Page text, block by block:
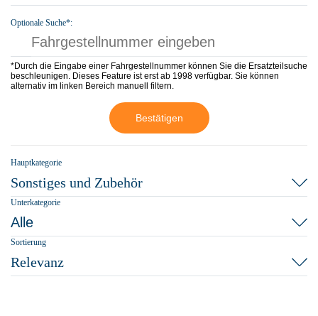
Optionale Suche*:
*Durch die Eingabe einer Fahrgestellnummer können Sie die Ersatzteilsuche
beschleunigen. Dieses Feature ist erst ab 1998 verfügbar. Sie können
alternativ im linken Bereich manuell filtern.
Bestätigen
Hauptkategorie
Sonstiges und Zubehör
Unterkategorie
Alle
Sortierung
Relevanz